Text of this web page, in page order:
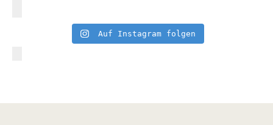
Auf Instagram folgen